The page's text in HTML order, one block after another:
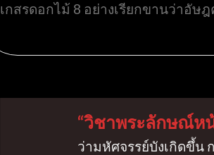
เกสรดอกไม้ 8 อย่างเรียกขานว่าอั
“วิชาพระลักษณ์ห
ว่ามหัศจรรย์บังเกิดขึ้น